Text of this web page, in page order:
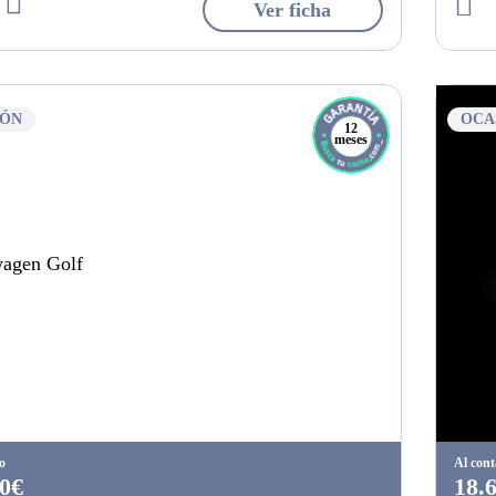
Ver ficha
12
meses
Al